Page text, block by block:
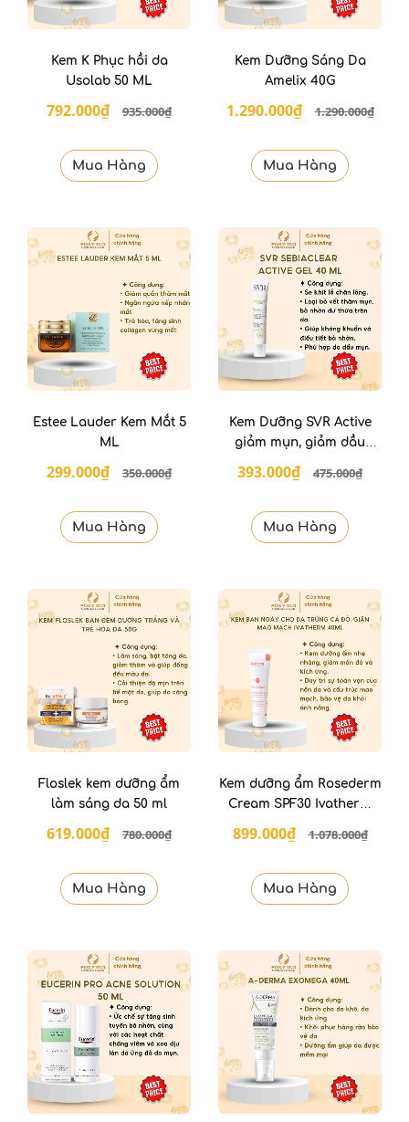
Kem K Phục hồi da
Usolab 50 ML
792.000₫ 935.000₫
Mua Hàng
Kem Dưỡng Sáng Da
Amelix 40G
1.290.000₫ 1.290.000₫
Mua Hàng
Estee Lauder Kem Mắt 5
ML
299.000₫ 350.000₫
Mua Hàng
Kem Dưỡng SVR Active
giảm mụn, giảm dầu
393.000₫ 475.000₫
Mua Hàng
Floslek kem dưỡng ẩm
làm sáng da 50 ml
619.000₫ 780.000₫
Mua Hàng
Kem dưỡng ẩm Rosederm
Cream SPF30 Ivatherm
899.000₫ 1.078.000₫
Mua Hàng